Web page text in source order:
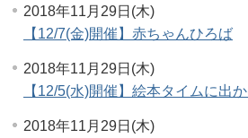
2018年11月29日(木)
【12/7(金)開催】赤ちゃんひろば
2018年11月29日(木)
【12/5(水)開催】絵本タイムに出
2018年11月29日(木)